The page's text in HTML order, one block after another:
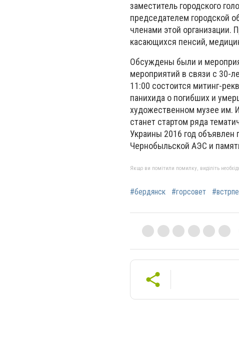
заместитель городского
председателем городской
членами этой организации.
касающихся пенсий,
Обсуждены были и
мероприятий в связи с 30-
11:00 состоится митинг-
панихида о погибших и
художественном музее им.
станет стартом ряда
Украины 2016 год объявлен
Чернобыльской АЭС и
Якщо ви помітили помилку, виділіть
#бердянск #горсовет